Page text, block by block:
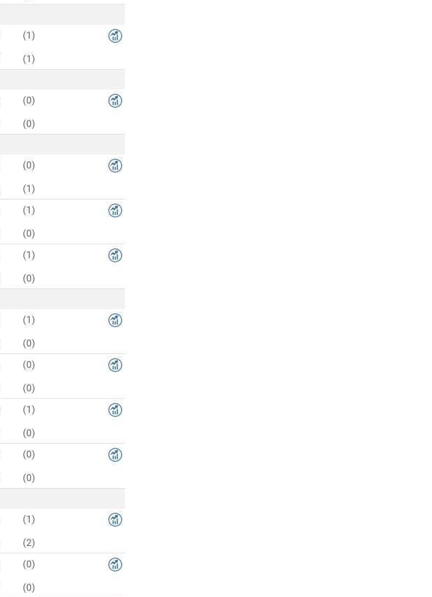
(1)
(1)
(0)
(0)
(0)
(1)
(1)
(0)
(1)
(0)
(1)
(0)
(0)
(0)
(1)
(0)
(0)
(0)
(1)
(2)
(0)
(0)